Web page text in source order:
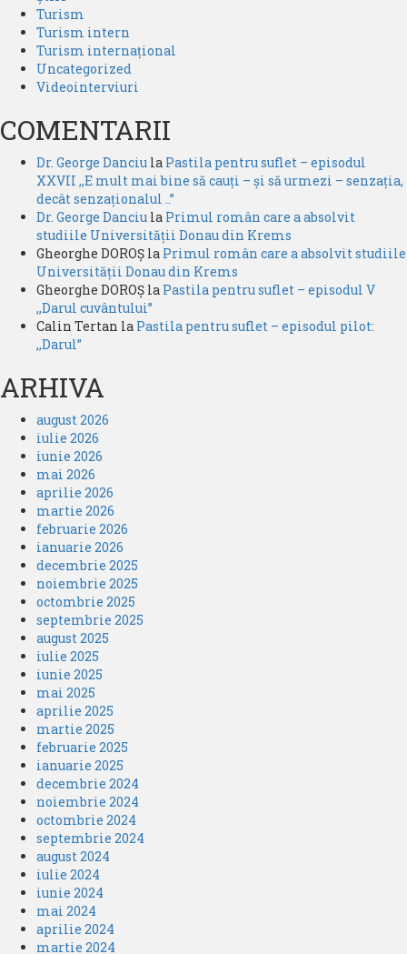
Turism
Turism intern
Turism internațional
Uncategorized
Videointerviuri
COMENTARII
Dr. George Danciu la Pastila pentru suflet – episodul
XXVII ,,E mult mai bine să cauți – și să urmezi – senzația,
decât senzaționalul ..”
Dr. George Danciu la Primul român care a absolvit
studiile Universității Donau din Krems
Gheorghe DOROȘ la Primul român care a absolvit studiile
Universității Donau din Krems
Gheorghe DOROȘ la Pastila pentru suflet – episodul V
,,Darul cuvântului”
Calin Tertan la Pastila pentru suflet – episodul pilot:
,,Darul”
ARHIVA
august 2026
iulie 2026
iunie 2026
mai 2026
aprilie 2026
martie 2026
februarie 2026
ianuarie 2026
decembrie 2025
noiembrie 2025
octombrie 2025
septembrie 2025
august 2025
iulie 2025
iunie 2025
mai 2025
aprilie 2025
martie 2025
februarie 2025
ianuarie 2025
decembrie 2024
noiembrie 2024
octombrie 2024
septembrie 2024
august 2024
iulie 2024
iunie 2024
mai 2024
aprilie 2024
martie 2024